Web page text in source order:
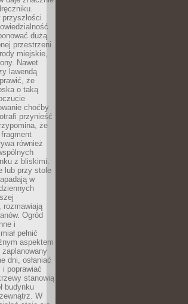
dużą
przestrzeni.
miejskie,
Nawet
lawendą
że
o taką
choćby
przynieść
że
również
z bliskimi.
lub przy stole
w
rozmawiają
Ogród
i
pełnić
aspektem
dni, osłaniać
i poprawiać
stanowią
budynku
W